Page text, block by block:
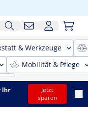
& Werkzeuge
Mobilität & Pflege
Ihr
Jetzt
sparen